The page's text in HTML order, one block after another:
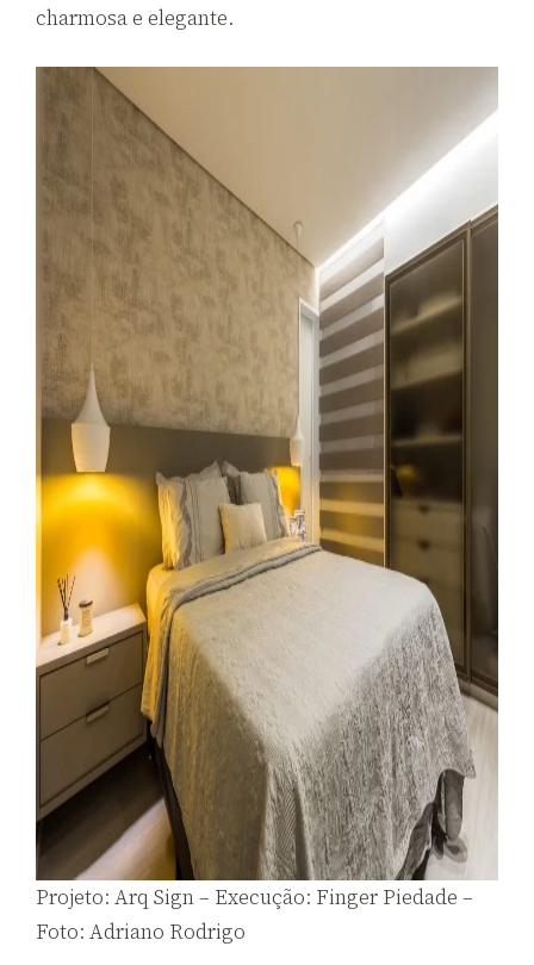
charmosa e elegante.
Projeto: Arq Sign – Execução: Finger Piedade –
Foto: Adriano Rodrigo